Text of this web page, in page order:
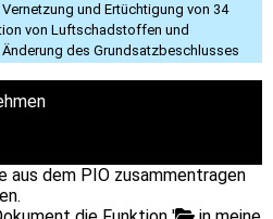
und Ertüchtigung von 34
von Luftschadstoffen und
Änderung des Grundsatzbeschlusses
aus dem PIO zusammentragen